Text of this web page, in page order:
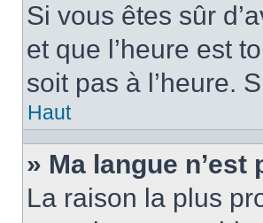
Si vous êtes sûr
et que l’heure est
soit pas à l’heure.
Haut
» Ma langue
La raison la plus